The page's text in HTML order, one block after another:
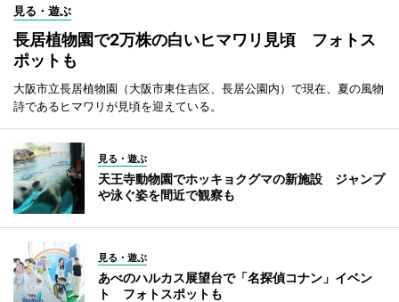
見る・遊ぶ
長居植物園で2万株の白いヒマワリ見頃 フォトス
ポットも
大阪市立長居植物園（大阪市東住吉区、長居公園内）で現在、夏の風物
詩であるヒマワリが見頃を迎えている。
見る・遊ぶ
天王寺動物園でホッキョクグマの新施設 ジャンプ
や泳ぐ姿を間近で観察も
見る・遊ぶ
あべのハルカス展望台で「名探偵コナン」イベン
ト フォトスポットも